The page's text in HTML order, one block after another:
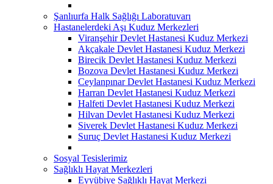
Şanlıurfa Halk Sağlığı Laboratuvarı
Hastanelerdeki Aşı Kuduz Merkezleri
Viranşehir Devlet Hastanesi Kuduz Merkezi
Akçakale Devlet Hastanesi Kuduz Merkezi
Birecik Devlet Hastanesi Kuduz Merkezi
Bozova Devlet Hastanesi Kuduz Merkezi
Ceylanpınar Devlet Hastanesi Kuduz Merkezi
Harran Devlet Hastanesi Kuduz Merkezi
Halfeti Devlet Hastanesi Kuduz Merkezi
Hilvan Devlet Hastanesi Kuduz Merkezi
Siverek Devlet Hastanesi Kuduz Merkezi
Suruç Devlet Hastanesi Kuduz Merkezi
Sosyal Tesislerimiz
Sağlıklı Hayat Merkezleri
Eyyübiye Sağlıklı Hayat Merkezi